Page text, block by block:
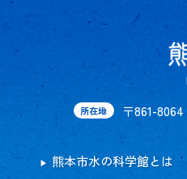
所在地 〒861-
熊本市水の科学館とは